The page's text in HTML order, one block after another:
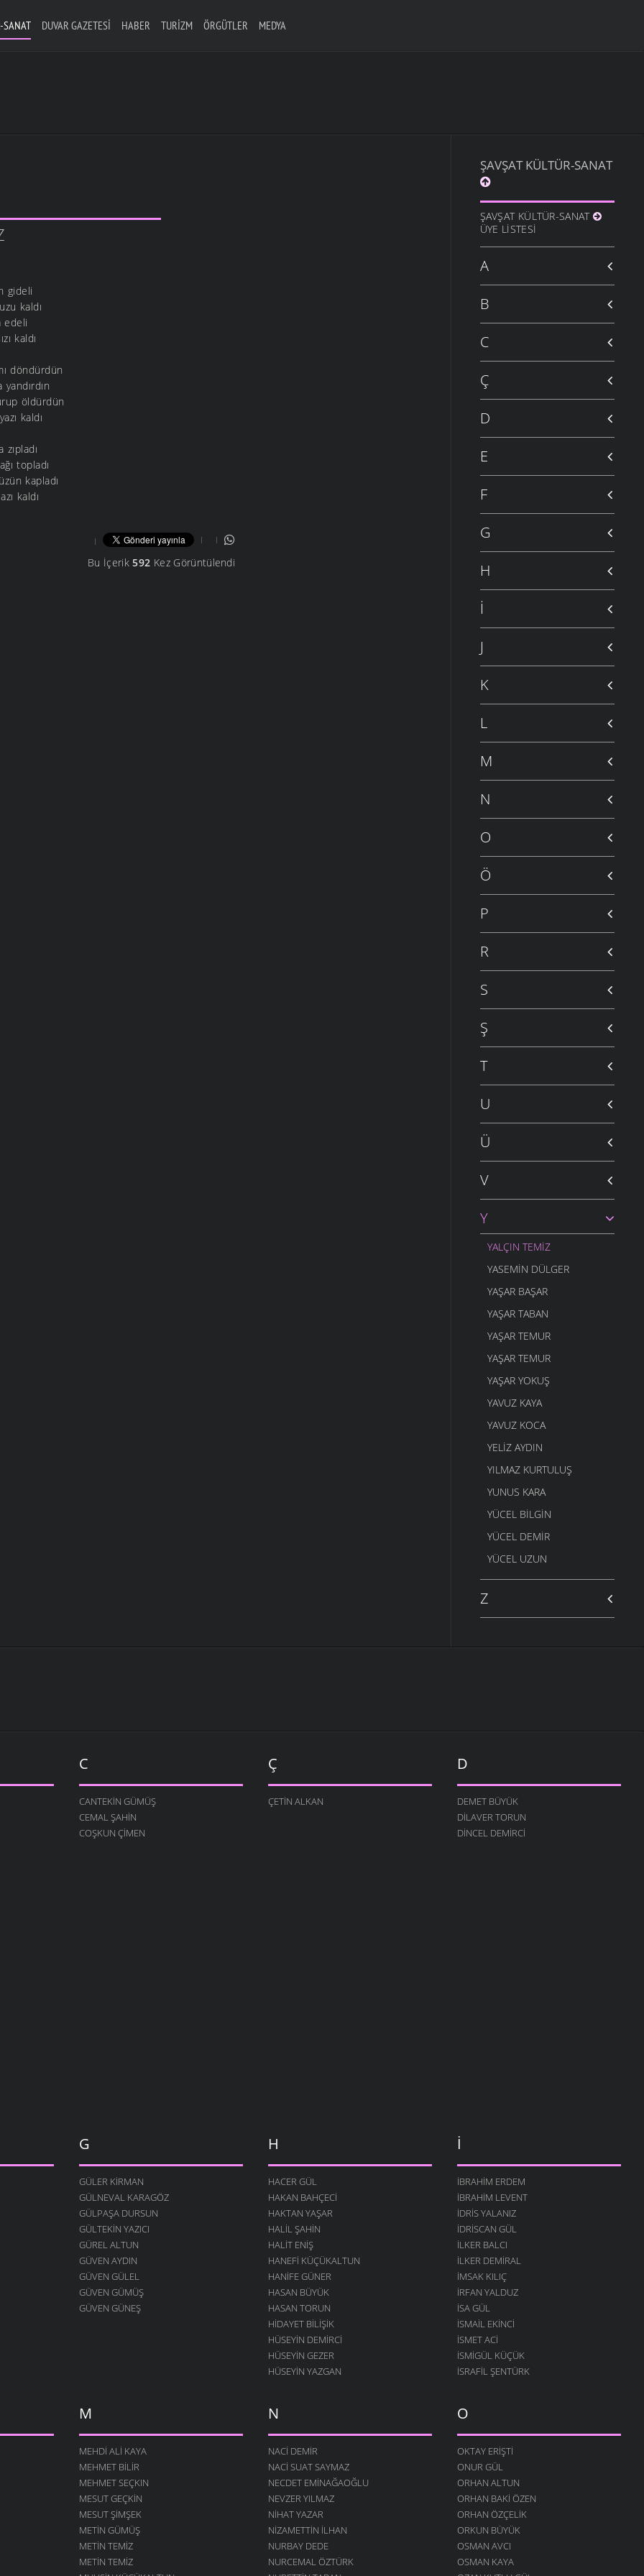
SANAT DUVAR GAZETESI HABER TURIZM ÖRGÜTLER MEDYA
gideli
kaldı
edeli
kaldı
döndürdün
öldürdün
kaldı
zıpladı
topladı
kapladı
kaldı
Bu İçerik592 Kez Görüntülendi
ŞAVŞAT KÜLTÜR-SANAT
ŞAVŞAT KÜLTÜR-SANAT
ÜYE LISTESI
A
B
C
Ç
D
E
F
G
H
İ
J
K
L
M
N
O
Ö
P
R
S
Ş
T
U
Ü
V
Y
YALÇIN TEMIZ
YASEMIN DÜLGER
YAŞAR BAŞAR
YAŞAR TABAN
YAŞAR TEMUR
YAŞAR TEMUR
YAŞAR YOKUŞ
YAVUZ KAYA
YAVUZ KOCA
YELIZ AYDIN
YILMAZ KURTULUŞ
YUNUS KARA
YÜCEL BILGIN
YÜCEL DEMIR
YÜCEL UZUN
Z
C
CANTEKIN GÜMÜŞ
CEMAL ŞAHIN
COŞKUN ÇIMEN
Ç
ÇETIN ALKAN
D
DEMET BÜYÜK
DILAVER TORUN
DINCEL DEMIRCI
G
GÜLER KIRMAN
GÜLNEVAL KARAGÖZ
GÜLPAŞA DURSUN
GÜLTEKIN YAZICI
GÜREL ALTUN
GÜVEN AYDIN
GÜVEN GÜLEL
GÜVEN GÜMÜŞ
GÜVEN GÜNEŞ
H
HACER GÜL
HAKAN BAHÇECI
HAKTAN YAŞAR
HALIL ŞAHIN
HALIT ENIŞ
HANEFI KÜÇÜKALTUN
HANIFE GÜNER
HASAN BÜYÜK
HASAN TORUN
HIDAYET BILIŞIK
HÜSEYIN DEMIRCI
HÜSEYIN GEZER
HÜSEYIN YAZGAN
İ
İBRAHIM ERDEM
İBRAHIM LEVENT
İDRIS YALANIZ
IDRISCAN GÜL
İLKER BALCI
İLKER DEMIRAL
İMSAK KILIÇ
İRFAN YALDUZ
ISA GÜL
ISMAIL EKINCI
İSMET ACI
İSMIGÜL KÜÇÜK
İSRAFIL ŞENTÜRK
M
MEHDI ALI KAYA
MEHMET BILIR
MEHMET SEÇKIN
MESUT GEÇKIN
MESUT ŞIMŞEK
METIN GÜMÜŞ
METIN TEMIZ
METIN TEMIZ
N
NACI DEMIR
NACI SUAT SAYMAZ
NECDET EMINAĞAOĞLU
NEVZER YILMAZ
NIHAT YAZAR
NIZAMETTIN İLHAN
NURBAY DEDE
NURCEMAL ÖZTÜRK
O
OKTAY ERIŞTI
ONUR GÜL
ORHAN ALTUN
ORHAN BAKI ÖZEN
ORHAN ÖZÇELIK
ORKUN BÜYÜK
OSMAN AVCI
OSMAN KAYA